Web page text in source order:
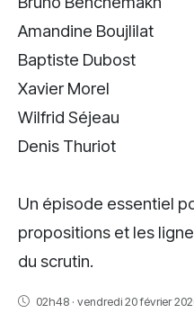
Amandine Boujlilat
Baptiste Dubost
Xavier Morel
Wilfrid Séjeau
Denis Thuriot
Un épisode essentiel
propositions et les
du scrutin.
02h48 · vendredi 20 février